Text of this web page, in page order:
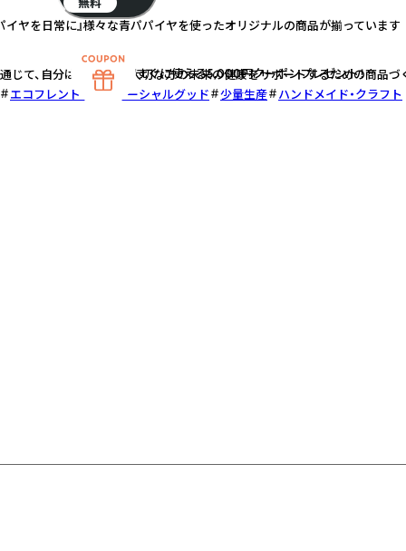
イヤを日常に』様々な青パパイヤを使ったオリジナルの商品が揃っています
じて、自分はもちろん・大切な方の未来の健康をサポートするための商品
エコフレンドリー
ソーシャルグッド 少量生産 ハンドメイド・クラフト
すぐに使える5,000円クーポンプレゼント！